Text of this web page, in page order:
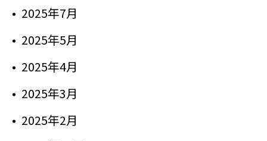
2025年7月
2025年5月
2025年4月
2025年3月
2025年2月